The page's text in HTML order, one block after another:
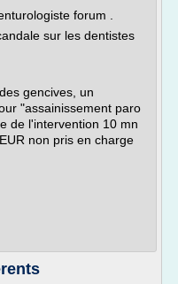
forum .
sur les dentistes
gencives, un
"assainissement paro
de l'intervention 10 mn
non pris en charge